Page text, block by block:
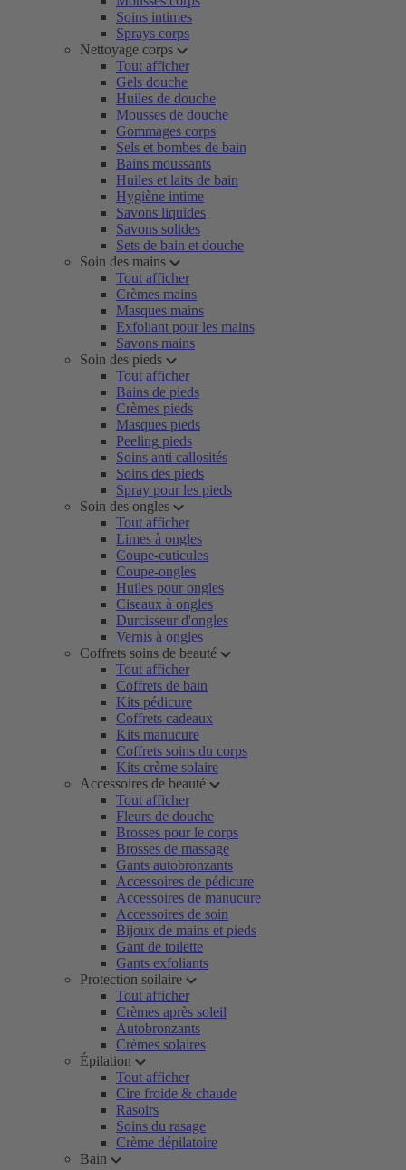
Soins intimes
Sprays corps
Nettoyage corps
Tout afficher
Gels douche
Huiles de douche
Mousses de douche
Gommages corps
Sels et bombes de bain
Bains moussants
Huiles et laits de bain
Hygiène intime
Savons liquides
Savons solides
Sets de bain et douche
Soin des mains
Tout afficher
Crèmes mains
Masques mains
Exfoliant pour les mains
Savons mains
Soin des pieds
Tout afficher
Bains de pieds
Crèmes pieds
Masques pieds
Peeling pieds
Soins anti callosités
Soins des pieds
Spray pour les pieds
Soin des ongles
Tout afficher
Limes à ongles
Coupe-cuticules
Coupe-ongles
Huiles pour ongles
Ciseaux à ongles
Durcisseur d'ongles
Vernis à ongles
Coffrets soins de beauté
Tout afficher
Coffrets de bain
Kits pédicure
Coffrets cadeaux
Kits manucure
Coffrets soins du corps
Kits crème solaire
Accessoires de beauté
Tout afficher
Fleurs de douche
Brosses pour le corps
Brosses de massage
Gants autobronzants
Accessoires de pédicure
Accessoires de manucure
Accessoires de soin
Bijoux de mains et pieds
Gant de toilette
Gants exfoliants
Protection soilaire
Tout afficher
Crèmes après soleil
Autobronzants
Crèmes solaires
Épilation
Tout afficher
Cire froide & chaude
Rasoirs
Soins du rasage
Crème dépilatoire
Bain